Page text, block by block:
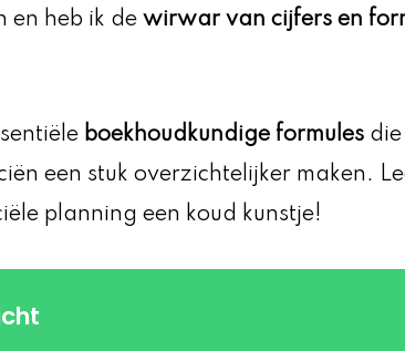
en heb ik de wirwar van cijfers en
boekhoudkundige formules
een stuk overzichtelijker maken.
planning een koud kunstje!